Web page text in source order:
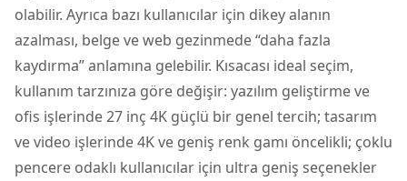
olabilir. Ayrıca bazı kullanıcılar için dikey alanın
azalması, belge ve web gezinmede “daha fazla
kaydırma” anlamına gelebilir. Kısacası ideal seçim,
kullanım tarzınıza göre değişir: yazılım geliştirme ve
ofis işlerinde 27 inç 4K güçlü bir genel tercih; tasarım
ve video işlerinde 4K ve geniş renk gamı öncelikli; çoklu
pencere odaklı kullanıcılar için ultra geniş seçenekler